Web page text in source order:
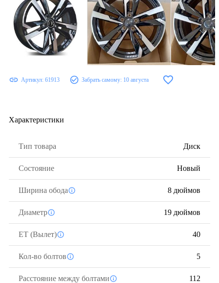
Артикул: 61913 Забрать самому: 10 августа
Характеристики
Тип товара Диск
Состояние Новый
Ширина обода 8 дюймов
Диаметр 19 дюймов
ЕТ (Вылет) 40
Кол-во болтов 5
Расстояние между болтами 112